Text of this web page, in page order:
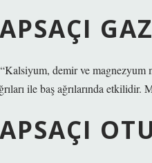
demir ve magnezyum
ile baş ağrılarında